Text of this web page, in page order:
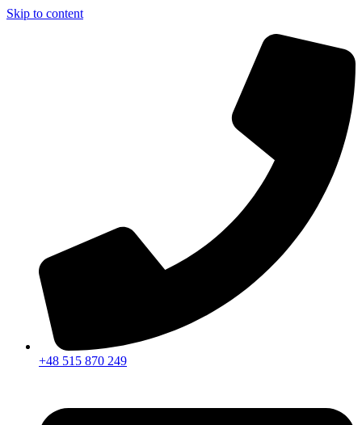
Skip to content
+48 515 870 249